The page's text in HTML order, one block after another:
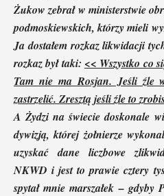
Żukow zebrał w ministerstwie
podmoskiewskich, którzy mieli
Ja dostałem rozkaz likwidacji
rozkaz był taki: << Wszystko co
Tam nie ma Rosjan. Jeśli źle
zastrzelić. Zresztą jeśli źle to
A Żydzi na świecie doskonale
dywizją, której żołnierze
uzyskać dane liczbowe
NKWD i jest to prawie cztery
spytał mnie marszałek – gdyby